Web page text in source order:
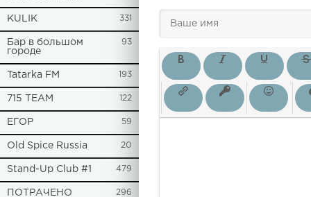
KULIK 331
Бар в большом
городе
93
Tatarka FM 193
715 TEAM 122
ЕГОР 59
Old Spice Russia 20
Stand-Up Club #1 479
ПОТРАЧЕНО 296